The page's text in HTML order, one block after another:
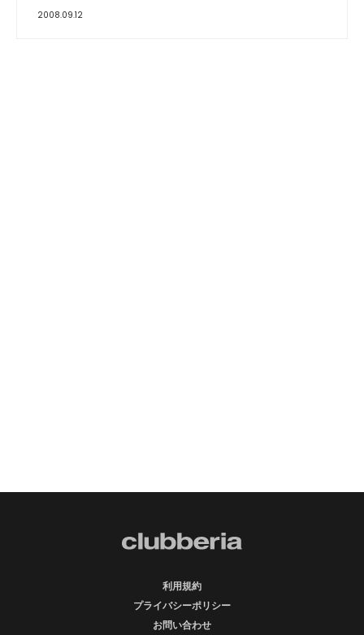
2008.09.12
利用規約
プライバシーポリシー
お問い合わせ